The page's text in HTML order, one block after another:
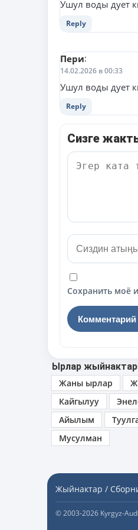
Ушул воды дует
Reply
Пери:
14.02.2026 в 00:33
Ушул воды дует
Reply
Сизге
Сохранить моё
Ырлар
Жаны ырлар
Кайгылуу
Айылым
Мусулман
Жыйнактар /
© 2003-2026 Kyrgyz-